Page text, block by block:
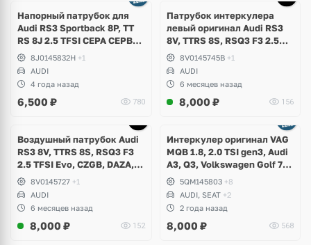
Напорный патрубок для
Аudi RS3 Sportback 8P, TT
RS 8J 2.5 TFSI CEPA CEPB
EA855 DSG DQ500
8J0145832H +1
AUDI
4 года назад
6,500 ₽ 780
Патрубок интеркулера
левый оригинал Audi RS3
8V, TTRS 8S, RSQ3 F3 2.5
TFSI Evo, DAZA, DNWA,
DNWB
8V0145745B +1
AUDI
6 месяцев назад
8,000 ₽ 156
Воздушный патрубок Audi
RS3 8V, TTRS 8S, RSQ3 F3
2.5 TFSI Evo, CZGB, DAZA,
DNWA, DNWB
8V0145727 +1
AUDI
6 месяцев назад
8,000 ₽ 152
Интеркулер оригинал VAG
MQB 1.8, 2.0 TSI gen3, Audi
A3, Q3, Volkswagen Golf 7
Alltrack, Passat B8, Tiguan
2, Allspace, Taos, Arteon,
Skoda Kodiaq, Karoq,
Superb, Octavia
5QM145803 +8
AUDI, SEAT +2
2 года назад
8,000 ₽ 568